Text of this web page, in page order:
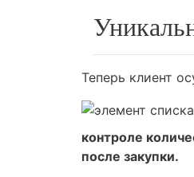
Теперь клиент
контроле
после закупки.